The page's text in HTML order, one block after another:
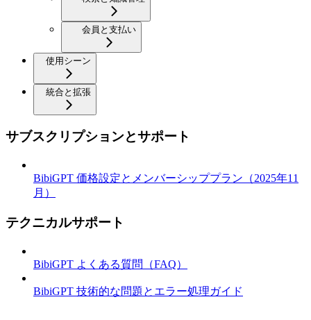
会員と支払い
使用シーン
統合と拡張
サブスクリプションとサポート
BibiGPT 価格設定とメンバーシッププラン（2025年11
月）
テクニカルサポート
BibiGPT よくある質問（FAQ）
BibiGPT 技術的な問題とエラー処理ガイド